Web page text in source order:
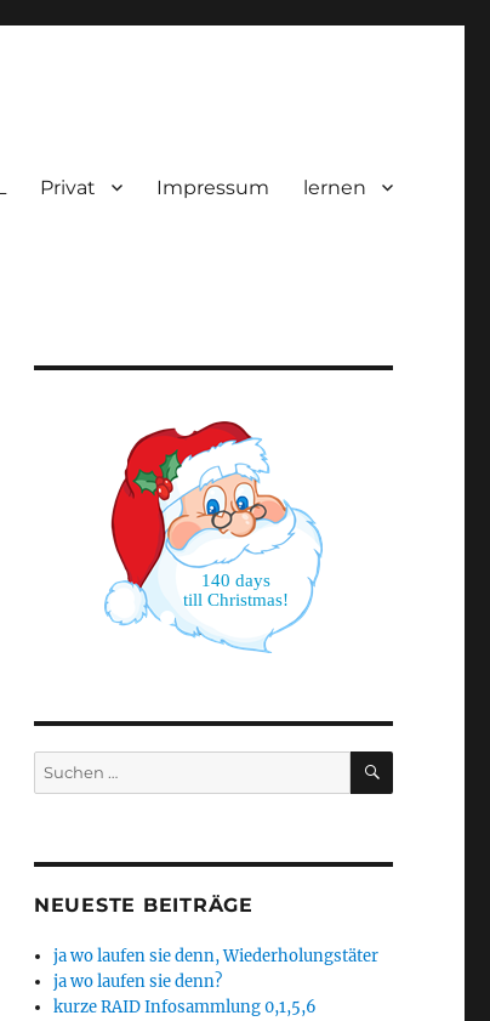
Privat Impressum lernen
140 days
till Christmas!
Suchen
nach:
SUCHEN
NEUESTE BEITRÄGE
ja wo laufen sie denn, Wiederholungstäter
ja wo laufen sie denn?
kurze RAID Infosammlung 0,1,5,6